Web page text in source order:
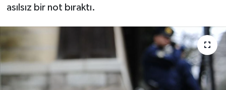
asılsız bir not bıraktı.
Magazin
Sağlık